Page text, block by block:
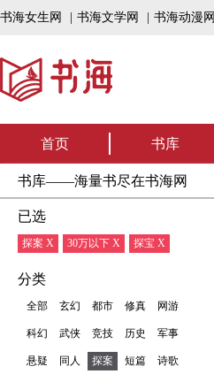
书海女生网 书海文学网 书海动漫网
首页 书库
书库——海量书尽在书海网
已选
探案 X 30万以下 X 探宝 X
分类
全部 玄幻 都市 修真 网游
科幻 武侠 竞技 历史 军事
悬疑 同人 探案 短篇 诗歌